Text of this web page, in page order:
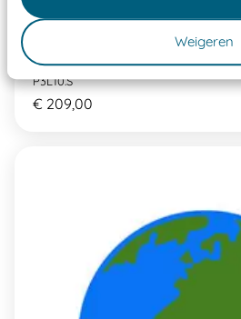
Weigeren
Pleinplakker Lijn 10 cm per set
P3L10.S
€ 209,00